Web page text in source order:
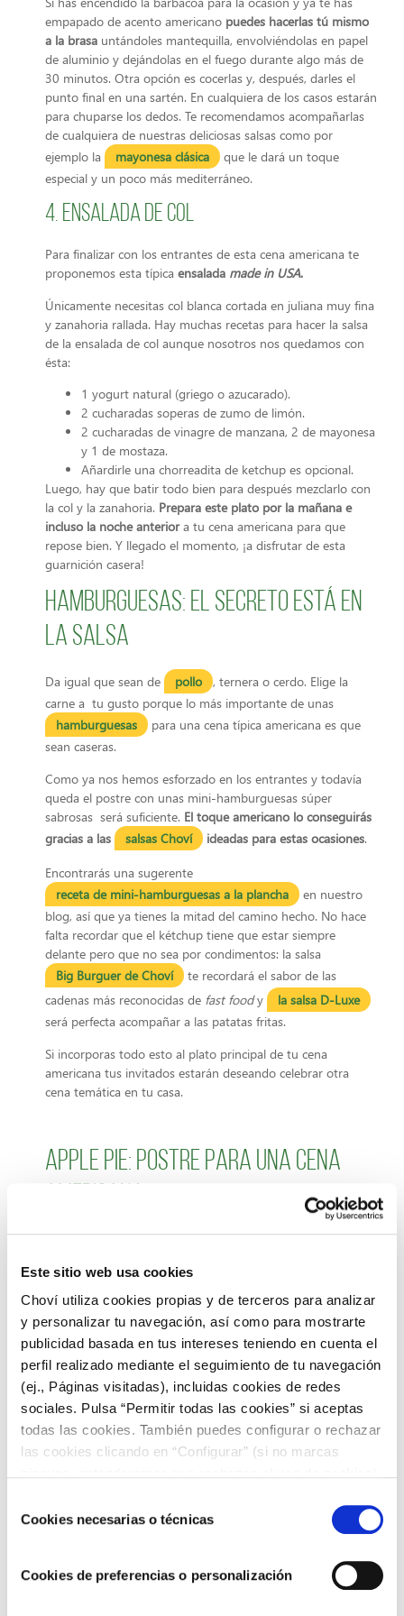
Este sitio web usa cookies
Choví utiliza cookies propias y de terceros para analizar
y personalizar tu navegación, así como para mostrarte
publicidad basada en tus intereses teniendo en cuenta el
perfil realizado mediante el seguimiento de tu navegación
(ej., Páginas visitadas), incluidas cookies de redes
sociales. Pulsa “Permitir todas las cookies” si aceptas
todas las cookies. También puedes configurar o rechazar
las cookies clicando en “Configurar” (si no marcas
COOKIES.
deCookies necesarias o técnicas
Cookies de preferencias o personalización
empapado de acento americano puedes hacerlas tú mismo
a la brasa untándoles mantequilla, envolviéndolas en papel
de aluminio y dejándolas en el fuego durante algo más de
30 minutos. Otra opción es cocerlas y, después, darles el
punto final en una sartén. En cualquiera de los casos estarán
para chuparse los dedos. Te recomendamos acompañarlas
de cualquiera de nuestras deliciosas salsas como por
ejemplo la
mayonesa clásica
que le dará un toque
especial y un poco más mediterráneo.
4. Ensalada de col
Para finalizar con los entrantes de esta cena americana te
proponemos esta típica ensalada made in USA.
Únicamente necesitas col blanca cortada en juliana muy fina
y zanahoria rallada. Hay muchas recetas para hacer la salsa
de la ensalada de col aunque nosotros nos quedamos con
ésta:
1 yogurt natural (griego o azucarado).
2 cucharadas soperas de zumo de limón.
2 cucharadas de vinagre de manzana, 2 de mayonesa
y 1 de mostaza.
Añardirle una chorreadita de ketchup es opcional.
Luego, hay que batir todo bien para después mezclarlo con
la col y la zanahoria. Prepara este plato por la mañana e
incluso la noche anteriora tu cena americana para que
repose bien. Y llegado el momento, ¡a disfrutar de esta
guarnición casera!
Hamburguesas: el secreto está en
la salsa
Da igual que sean de pollo
, ternera o cerdo. Elige la
carne a tu gusto porque lo más importante de unas
hamburguesas
para una cena típica americana es que
sean caseras.
Como ya nos hemos esforzado en los entrantes y todavía
queda el postre con unas mini-hamburguesas súper
sabrosas será suficiente. El toque americano lo conseguirás
gracias a las
salsas Choví ideadas para estas ocasiones.
Encontrarás una sugerente
receta de mini-hamburguesas a la plancha
en nuestro
blog, así que ya tienes la mitad del camino hecho. No hace
falta recordar que el kétchup tiene que estar siempre
delante pero que no sea por condimentos: la salsa
Big Burguer de Choví
te recordará el sabor de las
cadenas más reconocidas de fast foody
la salsa D-Luxe
será perfecta acompañar a las patatas fritas.
Si incorporas todo esto al plato principal de tu cena
americana tus invitados estarán deseando celebrar otra
cena temática en tu casa.
Apple pie: postre para una cena
Algo con lo que también han conseguido marcar huella los
que pueden asociarse con una
Cheesecake
Cookies caseras
Brownie
Apple pie
Algunos dirán que postre ideal para unacena típica
americanaes el cheesecake, receta que aunque es conocida
en todo el mundo tiene en Nueva York su capital por
excelencia y que suele acompañarse con mermeladas de
frutos rojos (fresa, frambuesa, arándanos, etc.).
cookies caseras con chispas de chocolate
mientras que los
más dulzones dirán que no puede faltar el
brownie con
Pero si quieres desmarcarte de verdad con el postre con una